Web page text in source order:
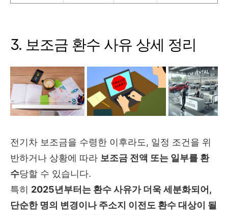
3. 보조금 환수 사유 상세 정리
전기차 보조금을 수령한 이후라도, 일정 조건을 위
반하거나 상황에 따라 보조금 전액 또는 일부를 환
수당할 수 있습니다.
특히 2025년부터는 환수 사유가 더욱 세분화되어,
단순한 명의 변경이나 주소지 이전도 환수 대상이 될